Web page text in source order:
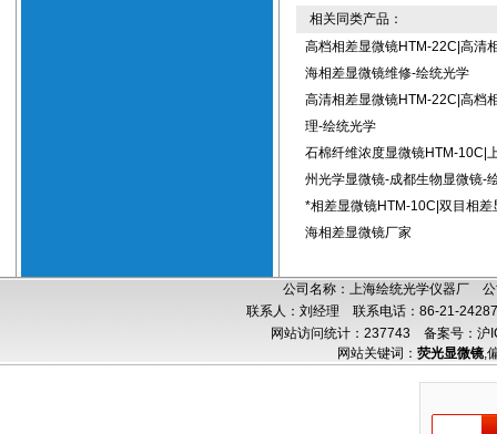
相关同类产品：
高档相差显微镜HTM-22C|高清
海相差显微镜维修-绘统光学
高清相差显微镜HTM-22C|高档
理-绘统光学
石棉纤维浓度显微镜HTM-10C|
州光学显微镜-成都生物显微镜-
*相差显微镜HTM-10C|双目相差
海相差显微镜厂家
公司名称：上海绘统光学仪器厂
联系人：刘经理 联系电话：86-21-
网站访问统计：237743 备案号：沪
网站关键词： 荧光显微镜,